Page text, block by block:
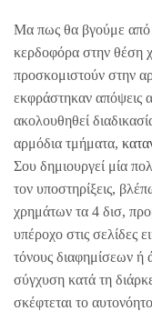
Μα πως θα βγούμε από
κερδοφόρα στην θέση
προσκομιστούν στην
εκφράστηκαν απόψεις
ακολουθηθεί
αρμόδια τμήματα,
Σου δημιουργεί μία
τον υποστηρίξεις,
χρημάτων τα 4 δισ,
υπέροχο στις σελίδες
τόνους διαφημίσεων
σύγχυση κατά τη
σκέφτεται το